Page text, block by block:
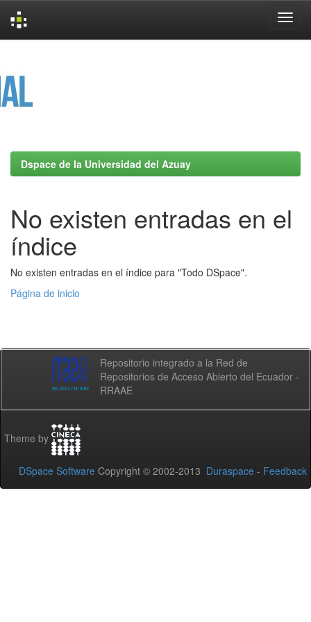
Dspace de la Universidad del Azuay
No existen entradas en el
índice
No existen entradas en el índice para "Todo DSpace".
Página de inicio
Repositorio integrado a la Red de
Repositorios de Acceso Abierto del Ecuador -
RRAAE
Theme by
DSpace Software Copyright © 2002-2013 Duraspace - Feedback